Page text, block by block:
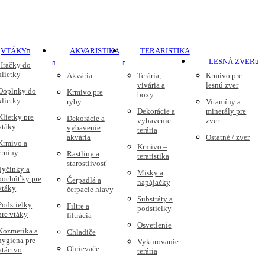
VTÁKY
do
do
pre
a
a
pre
vtáky
a
pre
AKVARISTIKA
Akvária
Krmivo pre
ryby
Dekorácie a
vybavenie
akvária
Rastliny a
starostlivosť
Čerpadlá a
čerpacie hlavy
Filtre a
filtrácia
Chladiče
Ohrievače
TERARISTIKA
Terária,
vivária a
boxy
Dekorácie a
vybavenie
terária
Krmivo –
teraristika
Misky a
napájačky
Substráty a
podstielky
Osvetlenie
Vykurovanie
terária
LESNÁ ZVER
Krmivo pre
lesnú zver
Vitamíny a
minerály pre
zver
Ostatné / zver